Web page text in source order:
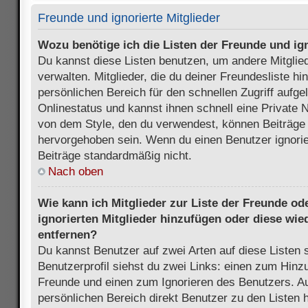
Freunde und ignorierte Mitglieder
Wozu benötige ich die Listen der Freunde und
Du kannst diese Listen benutzen, um andere
verwalten. Mitglieder, die du deiner Freundesliste
persönlichen Bereich für den schnellen Zugriff
Onlinestatus und kannst ihnen schnell eine Private
von dem Style, den du verwendest, können
hervorgehoben sein. Wenn du einen Benutzer
Beiträge standardmäßig nicht.
Nach oben
Wie kann ich Mitglieder zur Liste der Freunde
ignorierten Mitglieder hinzufügen oder diese
entfernen?
Du kannst Benutzer auf zwei Arten auf diese Listen
Benutzerprofil siehst du zwei Links: einen zum
Freunde und einen zum Ignorieren des Benutzers.
persönlichen Bereich direkt Benutzer zu den Listen